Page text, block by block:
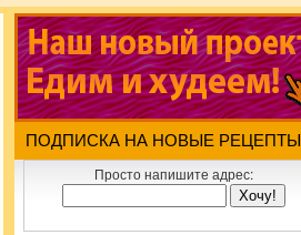
ПОДПИСКА НА НОВЫЕ РЕЦЕПТЫ
Просто напишите адрес: